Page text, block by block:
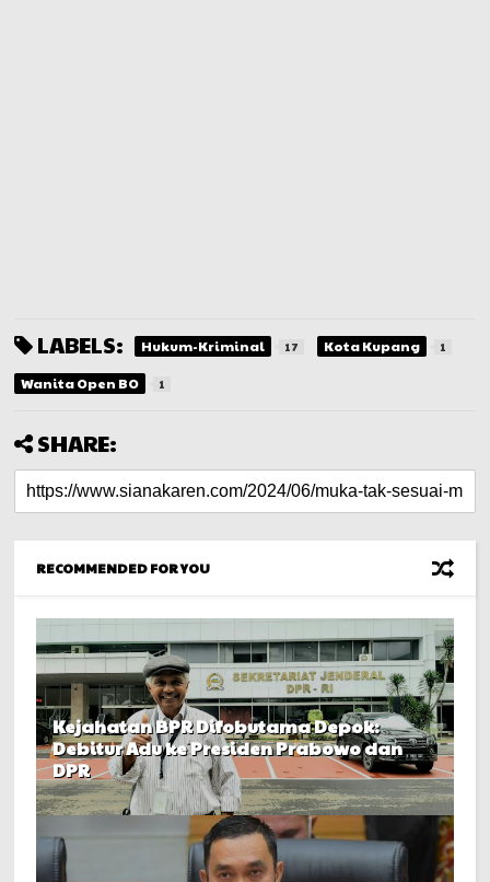
LABELS: Hukum-Kriminal 17 Kota Kupang 1
Wanita Open BO 1
SHARE:
RECOMMENDED FOR YOU
Kejahatan BPR Difobutama Depok:
Debitur Adu ke Presiden Prabowo dan
DPR